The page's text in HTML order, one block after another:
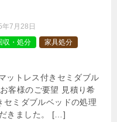
年7月28日
収・処分
家具処分
ットレス付きセミダブル
客様のご要望 見積り希
ミダブルベッドの処理
きました。 […]